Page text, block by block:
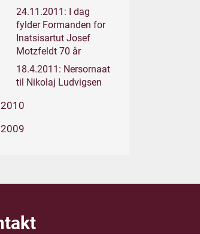
24.11.2011: I dag
fylder Formanden for
Inatsisartut Josef
Motzfeldt 70 år
18.4.2011: Nersornaat
til Nikolaj Ludvigsen
2010
2009